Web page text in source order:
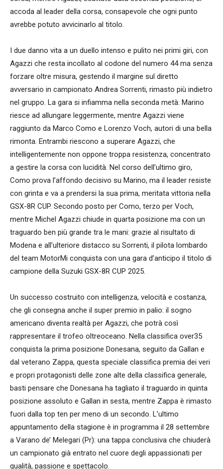
accoda al leader della corsa, consapevole che ogni punto
avrebbe potuto avvicinarlo al titolo.
I due danno vita a un duello intenso e pulito nei primi giri, con
Agazzi che resta incollato al codone del numero 44 ma senza
forzare oltre misura, gestendo il margine sul diretto
avversario in campionato Andrea Sorrenti, rimasto più indietro
nel gruppo. La gara si infiamma nella seconda metà: Marino
riesce ad allungare leggermente, mentre Agazzi viene
raggiunto da Marco Como e Lorenzo Voch, autori di una bella
rimonta. Entrambi riescono a superare Agazzi, che
intelligentemente non oppone troppa resistenza, concentrato
a gestire la corsa con lucidità. Nel corso dell’ultimo giro,
Como prova l’affondo decisivo su Marino, ma il leader resiste
con grinta e va a prendersi la sua prima, meritata vittoria nella
GSX-8R CUP. Secondo posto per Como, terzo per Voch,
mentre Michel Agazzi chiude in quarta posizione ma con un
traguardo ben più grande tra le mani: grazie al risultato di
Modena e all’ulteriore distacco su Sorrenti, il pilota lombardo
del team MotorMi conquista con una gara d’anticipo il titolo di
campione della Suzuki GSX-8R CUP 2025.
Un successo costruito con intelligenza, velocità e costanza,
che gli consegna anche il super premio in palio: il sogno
americano diventa realtà per Agazzi, che potrà così
rappresentare il trofeo oltreoceano. Nella classifica over35
conquista la prima posizione Donesana, seguito da Gallan e
dal veterano Zappa, questa speciale classifica premia dei veri
e propri protagonisti delle zone alte della classifica generale,
basti pensare che Donesana ha tagliato il traguardo in quinta
posizione assoluto e Gallan in sesta, mentre Zappa è rimasto
fuori dalla top ten per meno di un secondo. L’ultimo
appuntamento della stagione è in programma il 28 settembre
a Varano de’ Melegari (Pr): una tappa conclusiva che chiuderà
un campionato già entrato nel cuore degli appassionati per
qualità, passione e spettacolo.